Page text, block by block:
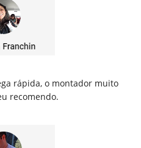
rápida, o montador muito
recomendo.